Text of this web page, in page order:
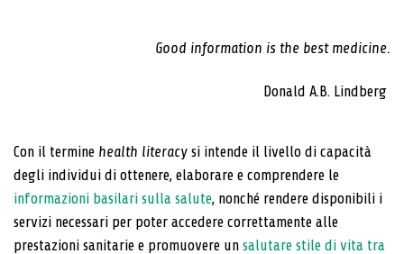
Good information is the best medicine.
Donald A.B. Lindberg
Con il termine health literacy si intende il livello di capacità
degli individui di ottenere, elaborare e comprendere le
informazioni basilari sulla salute, nonché rendere disponibili i
servizi necessari per poter accedere correttamente alle
prestazioni sanitarie e promuovere un salutare stile di vita tra